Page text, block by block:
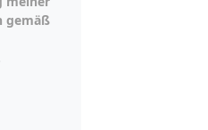
gemäß